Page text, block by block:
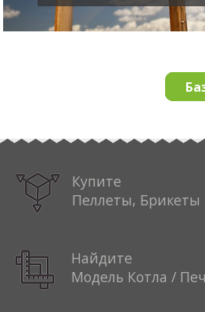
Купите
Пеллеты, Брикеты
Найдите
Модель Котла /